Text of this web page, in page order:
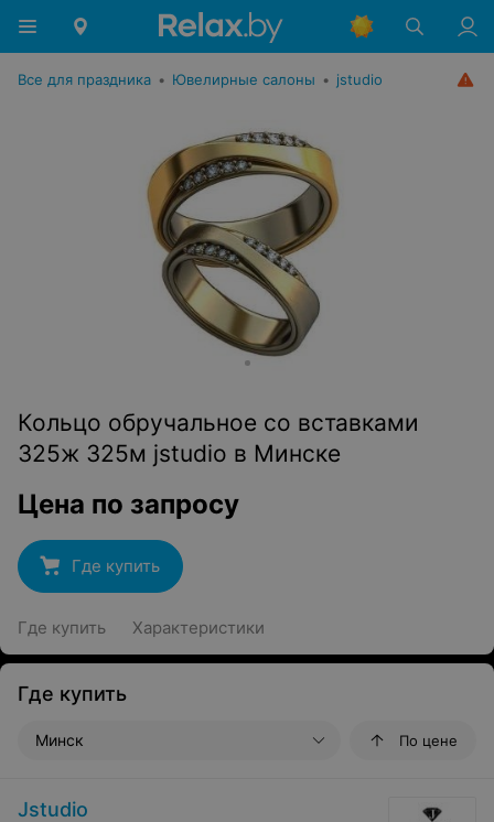
Все для праздника • Ювелирные салоны • jstudio
Кольцо обручальное со вставками
325ж 325м jstudio в Минске
Цена по запросу
Где купить
Где купить Характеристики
Где купить
Минск По цене
Jstudio